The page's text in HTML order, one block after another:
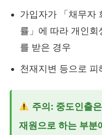
가입자가 「채무자
률」에 따라 개인회
를 받은 경우
천재지변 등으로 피
주의: 중도인출
재원으로 하는 부분